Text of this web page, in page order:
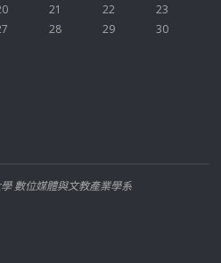
21 22
23
28 29
30
數位媒體與文教產業學系